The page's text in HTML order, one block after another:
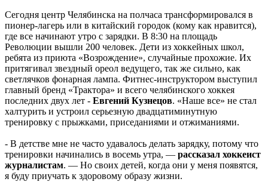
Сегодня центр Челябинска на полчаса трансформировался в
пионер-лагерь или в китайский городок (кому как нравится),
где все начинают утро с зарядки. В 8:30 на площадь
Революции вышли 200 человек. Дети из хоккейных школ,
ребята из приюта «Возрождение», случайные прохожие. Их
притягивал звездный ореол ведущего, так же сильно, как
светлячков фонарная лампа. Фитнес-инструктором выступил
главный бренд «Трактора» и всего челябинского хоккея
последних двух лет - Евгений Кузнецов. «Наше все» не стал
халтурить и устроил серьезную двадцатиминутную
тренировку с прыжками, приседаниями и отжиманиями.
- В детстве мне не часто удавалось делать зарядку, потому что
тренировки начинались в восемь утра, — рассказал хоккеист
журналистам. — Но своих детей, когда они у меня появятся,
я буду приучать к здоровому образу жизни.